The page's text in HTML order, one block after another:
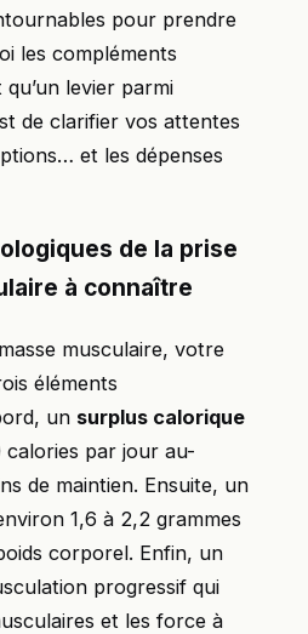
pour prendre
les compléments
levier parmi
de clarifier vos attentes
et les dépenses
de la prise
à connaître
musculaire, votre
éléments
un surplus calorique
calories par jour au-
de maintien. Ensuite, un
1,6 à 2,2 grammes
corporel. Enfin, un
progressif qui
et les force à